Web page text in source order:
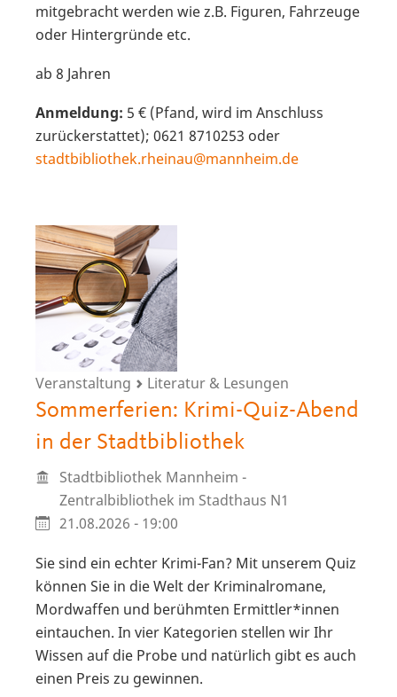
mitgebracht werden wie z.B. Figuren, Fahrzeuge
oder Hintergründe etc.
ab 8 Jahren
Anmeldung: 5 € (Pfand, wird im Anschluss
zurückerstattet); 0621 8710253 oder
stadtbibliothek.rheinau@mannheim.de
Veranstaltung Literatur & Lesungen
Sommerferien: Krimi-Quiz-Abend
in der Stadtbibliothek
Stadtbibliothek Mannheim -
Zentralbibliothek im Stadthaus N1
21.08.2026 - 19:00
Sie sind ein echter Krimi-Fan? Mit unserem Quiz
können Sie in die Welt der Kriminalromane,
Mordwaffen und berühmten Ermittler*innen
eintauchen. In vier Kategorien stellen wir Ihr
Wissen auf die Probe und natürlich gibt es auch
einen Preis zu gewinnen.